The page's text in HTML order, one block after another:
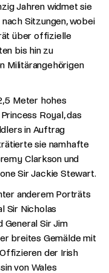
Jahren widmet sie
Sitzungen, wobei
über offizielle
bis hin zu
Militärangehörigen
Meter hohes
Royal, das
in Auftrag
sie namhafte
Clarkson und
Sir Jackie Stewart.
anderem Porträts
Sir Nicholas
General Sir Jim
breites Gemälde mit
der Irish
von Wales